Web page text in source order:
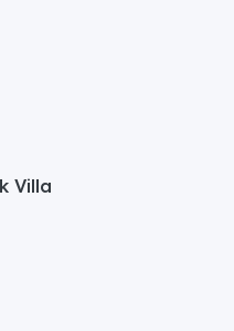
Villa